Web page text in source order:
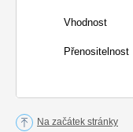
Vhodnost
Přenositelnost
Na začátek stránky